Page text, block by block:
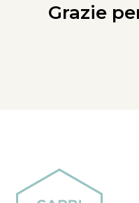
Grazie